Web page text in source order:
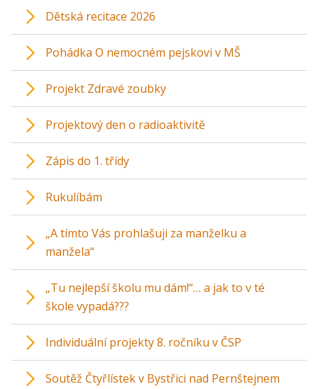
Dětská recitace 2026
Pohádka O nemocném pejskovi v MŠ
Projekt Zdravé zoubky
Projektový den o radioaktivitě
Zápis do 1. třídy
Rukulíbám
„A tímto Vás prohlašuji za manželku a
manžela“
„Tu nejlepší školu mu dám!“… a jak to v té
škole vypadá???
Individuální projekty 8. ročníku v ČSP
Soutěž Čtyřlístek v Bystřici nad Pernštejnem